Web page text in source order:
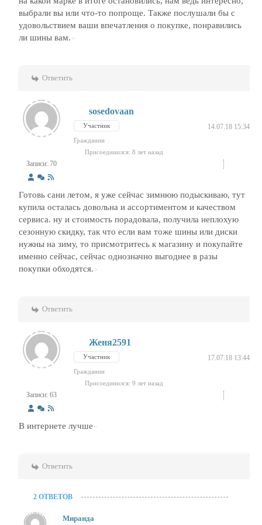
выбрали вы или что-то попроще. Также послушали бы с
удовольствием ваши впечатления о покупке, понравились
ли шины вам.
Ответить
Записи: 70
sosedovaan
Участник 14.07.18 15:34
Гражданин
Присоединился: 8 лет назад
Готовь сани летом, я уже сейчас зимнюю подыскиваю, тут
купила осталась довольна и ассортиментом и качеством
сервиса. ну и стоимость порадовала, получила неплохую
сезонную скидку, так что если вам тоже шины или диски
нужны на зиму, то присмотритесь к магазину и покупайте
именно сейчас, сейчас однозначно выгоднее в разы
покупки обходятся.
Ответить
Записи: 63
Женя2591
Участник 17.07.18 13:44
Гражданин
Присоединился: 9 лет назад
В интернете лучше
Ответить
2 ОТВЕТОВ
Миранда